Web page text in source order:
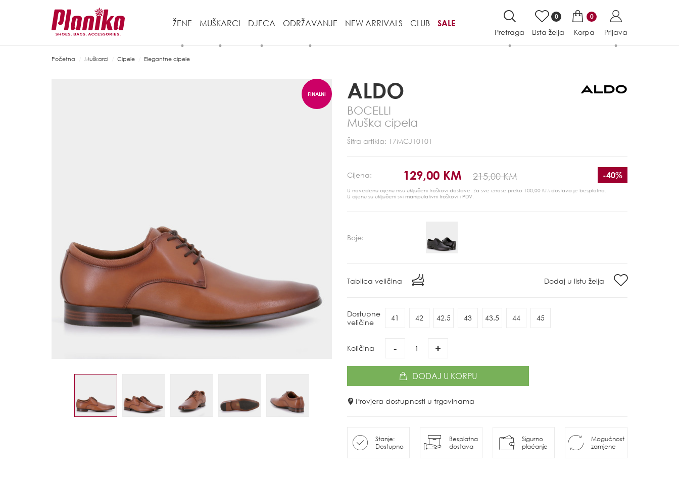
ŽENE MUŠKARCI DJECA ODRŽAVANJE NEW ARRIVALS CLUB SALE
Pretraga
0
Lista želja
0
Korpa Prijava
Početna Muškarci Cipele Elegantne cipele
FINALNI ALDO
BOCELLI
Muška cipela
Šifra artikla: 17MCJ10101
Cijena: 129,00 KM 215,00 KM -40%
U navedenu cijenu nisu uključeni troškovi dostave. Za sve iznose preko 100,00 KM dostava je besplatna.
U cijenu su uključeni svi manipulativni troškovi i PDV.
Boje:
Tablica veličina Dodaj u listu želja
Dostupne
veličine
41 42 42.5 43 43.5 44 45
Količina - +
DODAJ U KORPU
Provjera dostupnosti u trgovinama
Stanje:
Dostupno
Besplatna
dostava
Sigurno
plaćanje
Mogućnost
zamjene